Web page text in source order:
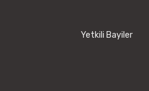
Yetkili Bayiler